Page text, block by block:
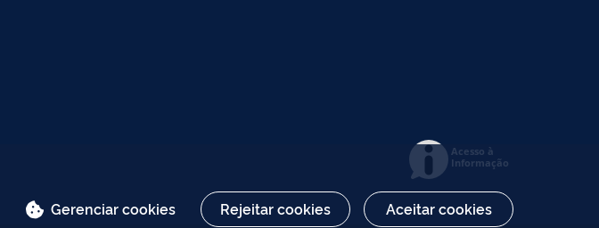
Acesso à
Informação
Gerenciar cookies Rejeitar cookies Aceitar cookies